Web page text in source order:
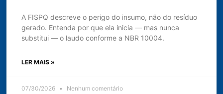
A FISPQ descreve o perigo do insumo, não do resíduo
gerado. Entenda por que ela inicia — mas nunca
substitui — o laudo conforme a NBR 10004.
LER MAIS »
07/30/2026 Nenhum comentário